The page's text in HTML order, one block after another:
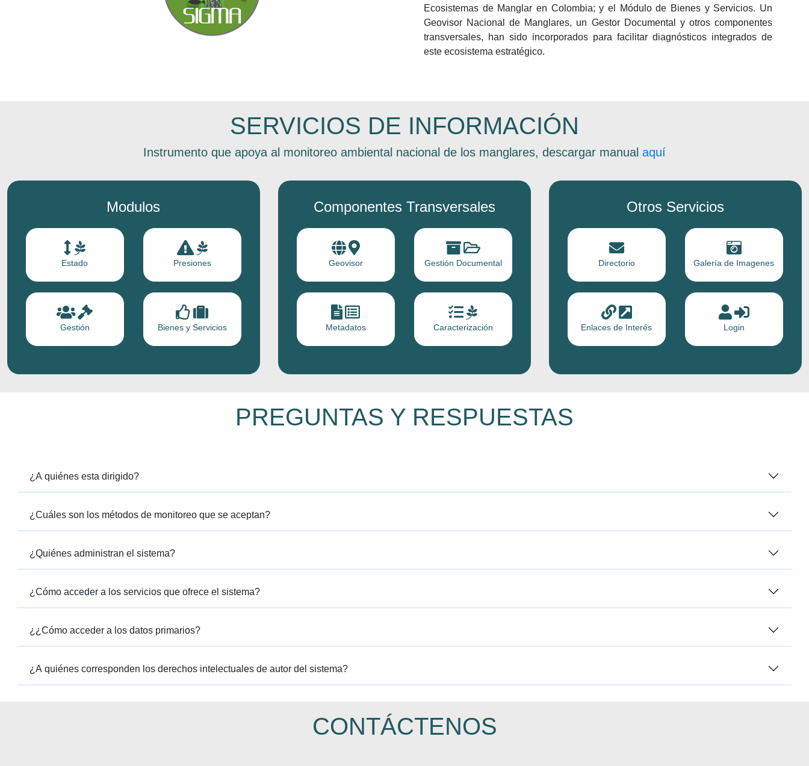
Ecosistemas de Manglar en Colombia; y el Módulo de Bienes y Servicios. Un
Geovisor Nacional de Manglares, un Gestor Documental y otros componentes
transversales, han sido incorporados para facilitar diagnósticos integrados de
este ecosistema estratégico.
SERVICIOS DE INFORMACIÓN
Instrumento que apoya al monitoreo ambiental nacional de los manglares, descargar manual aquí
Modulos
Estado Presiones
Gestión Bienes y Servicios
Componentes Transversales
Geovisor Gestión Documental
Metadatos Caracterización
Otros Servicios
Directorio Galería de Imagenes
Enlaces de Interés Login
PREGUNTAS Y RESPUESTAS
¿A quiénes esta dirigido?
¿Cuáles son los métodos de monitoreo que se aceptan?
¿Quiénes administran el sistema?
¿Cómo acceder a los servicios que ofrece el sistema?
¿¿Cómo acceder a los datos primarios?
¿A quiénes corresponden los derechos intelectuales de autor del sistema?
CONTÁCTENOS